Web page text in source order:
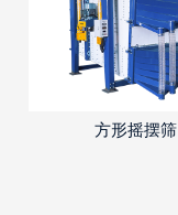
方形摇摆筛